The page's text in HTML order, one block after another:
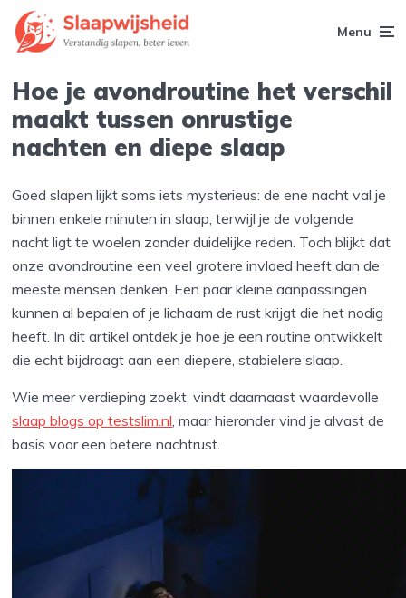
Menu
Hoe je avondroutine het verschil
maakt tussen onrustige
nachten en diepe slaap
Goed slapen lijkt soms iets mysterieus: de ene nacht val je
binnen enkele minuten in slaap, terwijl je de volgende
nacht ligt te woelen zonder duidelijke reden. Toch blijkt dat
onze avondroutine een veel grotere invloed heeft dan de
meeste mensen denken. Een paar kleine aanpassingen
kunnen al bepalen of je lichaam de rust krijgt die het nodig
heeft. In dit artikel ontdek je hoe je een routine ontwikkelt
die echt bijdraagt aan een diepere, stabielere slaap.
Wie meer verdieping zoekt, vindt daarnaast waardevolle
slaap blogs op testslim.nl, maar hieronder vind je alvast de
basis voor een betere nachtrust.